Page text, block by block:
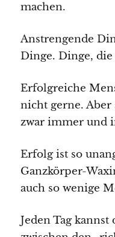
machen.
Anstrengende
Dinge. Dinge, die
Erfolgreiche
nicht gerne.
zwar immer und
Erfolg ist so
Ganzkörper-
auch so wenige
Jeden Tag kannst